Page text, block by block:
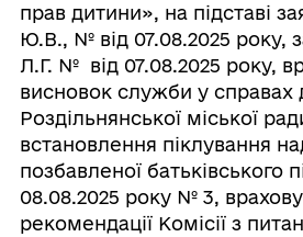
прав дитини», на підставі
Ю.В., № від 07.08.2025 року,
Л.Г. № від 07.08.2025 року,
висновок служби у справах
Роздільнянської міської
встановлення піклування
позбавленої батьківського
08.08.2025 року № 3,
рекомендації Комісії з